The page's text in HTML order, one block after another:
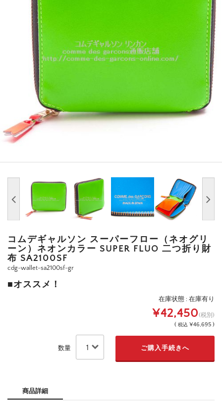
コムデギャルソン スーパーフロー（ネオグリ
ーン）ネオンカラー SUPER FLUO 二つ折り財
布 SA2100SF
cdg-wallet-sa2100sf-gr
■オススメ！
在庫状態 : 在庫有り
¥42,450(税別)
( 税込 ¥46,695 )
数量
商品詳細